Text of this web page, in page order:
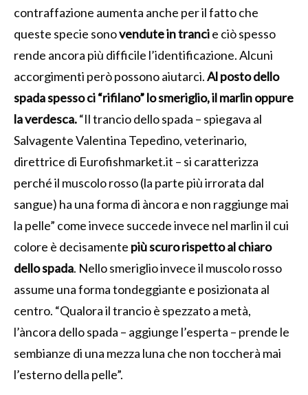
contraffazione aumenta anche per il fatto che
queste specie sonovendute in trancie ciò spesso
rende ancora più difficile l’identificazione. Alcuni
accorgimenti però possono aiutarci.Al posto dello
spada spesso ci “rifilano” lo smeriglio, il marlin oppure
la verdesca.“Il trancio dello spada – spiegava al
Salvagente Valentina Tepedino, veterinario,
direttrice di Eurofishmarket.it – si caratterizza
perché il muscolo rosso (la parte più irrorata dal
sangue) ha una forma di àncora e non raggiunge mai
la pelle” come invece succede invece nel marlin il cui
colore è decisamente più scuro rispetto al chiaro
dello spada. Nello smeriglio invece il muscolo rosso
assume una forma tondeggiante e posizionata al
centro. “Qualora il trancio è spezzato a metà,
l’àncora dello spada – aggiunge l’esperta – prende le
sembianze di una mezza luna che non toccherà mai
l’esterno della pelle”.